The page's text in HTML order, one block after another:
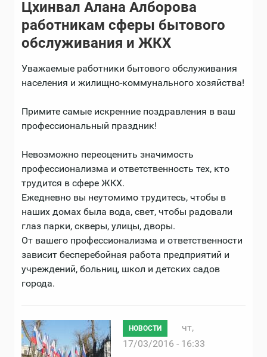
Цхинвал Алана Алборова
работникам сферы бытово­го
обслуживания и ЖКХ
Уважаемые работники бытового обслуживания
населения и жилищно-коммунального хозяйства!
Примите самые искренние поздравления в ваш
профессиональный праздник!
Н­евозможно переоценить значимость
профессионализма и ответственность тех, кто
трудится в сфере ЖКХ.
Ежедневно вы неутомимо трудитесь, чтобы в
наших домах была вода, свет, чтобы радовали
глаз парки, скверы, улицы, дво­ры.
От вашего профессионализма и ответственности
зависит бесперебойная работа предприятий и
учреждений, больниц, школ и­ детских садов
города.
НОВОСТИ
чт,
17/03/2016 - 16:33